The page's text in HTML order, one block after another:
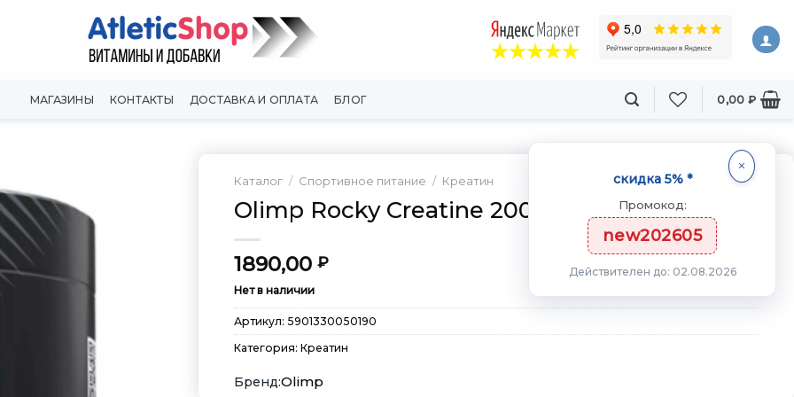
МАГАЗИНЫ КОНТАКТЫ ДОСТАВКА И ОПЛАТА БЛОГ 0,00 ₽
Каталог / Спортивное питание / Креатин
Olimp Rocky Creatine 200 гр
1890,00 ₽
Нет в наличии
Артикул: 5901330050190
Категория: Креатин
Olimp
скидка 5% *
Промокод:
new202605
Действителен до: 02.08.2026